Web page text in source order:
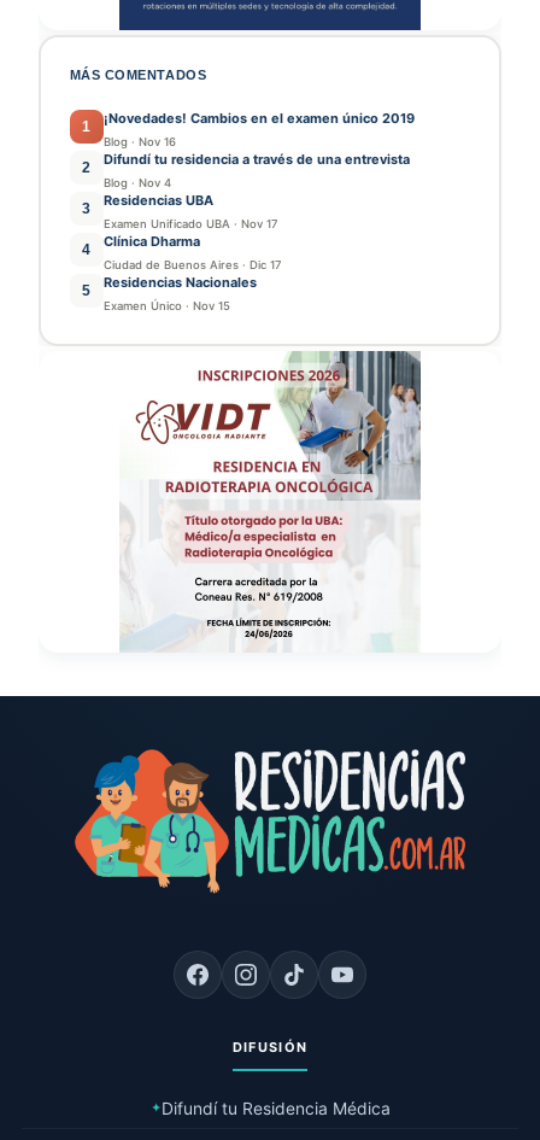
MÁS COMENTADOS
1 ¡Novedades! Cambios en el examen único 2019
Blog · Nov 16
2 Difundí tu residencia a través de una entrevista
Blog · Nov 4
3 Residencias UBA
Examen Unificado UBA · Nov 17
4 Clínica Dharma
Ciudad de Buenos Aires · Dic 17
5 Residencias Nacionales
Examen Único · Nov 15
DIFUSIÓN
✦Difundí tu Residencia Médica